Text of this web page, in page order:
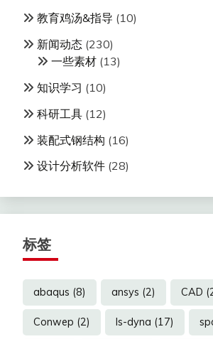
教育鸡汤&指导 (10)
新闻动态 (230)
一些素材 (13)
知识学习 (10)
科研工具 (12)
装配式钢结构 (16)
设计分析软件 (28)
标签
abaqus (8) ansys (2) CAD
Conwep (2) ls-dyna (17)